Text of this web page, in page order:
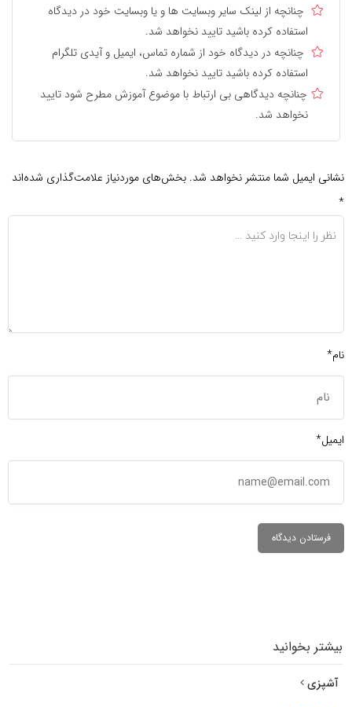
چنانچه از لینک سایر وبسایت ها و یا وبسایت خود در دیدگاه
استفاده کرده باشید تایید نخواهد شد.
چنانچه در دیدگاه خود از شماره تماس، ایمیل و آیدی تلگرام
استفاده کرده باشید تایید نخواهد شد.
چنانچه دیدگاهی بی ارتباط با موضوع آموزش مطرح شود تایید
نخواهد شد.
نشانی ایمیل شما منتشر نخواهد شد. بخش‌های موردنیاز علامت‌گذاری شده‌اند
*
نام*
ایمیل*
بیشتر بخوانید
آشپزی